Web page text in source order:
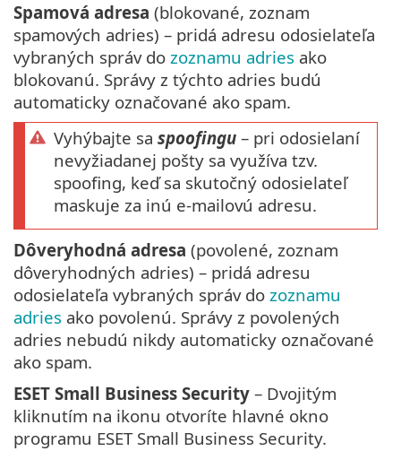
Spamová adresa (blokované, zoznam
spamových adries) – pridá adresu odosielateľa
vybraných správ do zoznamu adries ako
blokovanú. Správy z týchto adries budú
automaticky označované ako spam.
Vyhýbajte sa spoofingu – pri odosielaní
nevyžiadanej pošty sa využíva tzv.
spoofing, keď sa skutočný odosielateľ
maskuje za inú e-mailovú adresu.
Dôveryhodná adresa (povolené, zoznam
dôveryhodných adries) – pridá adresu
odosielateľa vybraných správ do zoznamu
adries ako povolenú. Správy z povolených
adries nebudú nikdy automaticky označované
ako spam.
ESET Small Business Security – Dvojitým
kliknutím na ikonu otvoríte hlavné okno
programu ESET Small Business Security.